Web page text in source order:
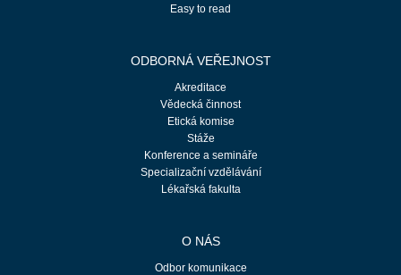
Easy to read
ODBORNÁ VEŘEJNOST
Akreditace
Vědecká činnost
Etická komise
Stáže
Konference a semináře
Specializační vzdělávání
Lékařská fakulta
O NÁS
Odbor komunikace